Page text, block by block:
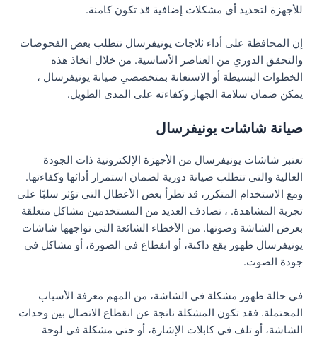
للأجهزة لتحديد أي مشكلات إضافية قد تكون كامنة.
إن المحافظة على أداء ثلاجات يونيفرسال تتطلب بعض الفحوصات
والتحقق الدوري من العناصر الأساسية. من خلال اتخاذ هذه
الخطوات البسيطة أو الاستعانة بمتخصصي صيانة يونيفرسال ،
يمكن ضمان سلامة الجهاز وكفاءته على المدى الطويل.
صيانة شاشات يونيفرسال
تعتبر شاشات يونيفرسال من الأجهزة الإلكترونية ذات الجودة
العالية والتي تتطلب صيانة دورية لضمان استمرار أدائها وكفاءتها.
ومع الاستخدام المتكرر، قد تطرأ بعض الأعطال التي تؤثر سلبًا على
تجربة المشاهدة. ، تصادف العديد من المستخدمين مشاكل متعلقة
بعرض الشاشة وصوتها. من الأخطاء الشائعة التي تواجهها شاشات
يونيفرسال ظهور بقع داكنة، أو انقطاع في الصورة، أو مشاكل في
جودة الصوت.
في حالة ظهور مشكلة في الشاشة، من المهم معرفة الأسباب
المحتملة. فقد تكون المشكلة ناتجة عن انقطاع الاتصال بين وحدات
الشاشة، أو تلف في كابلات الإشارة، أو حتى مشكلة في لوحة